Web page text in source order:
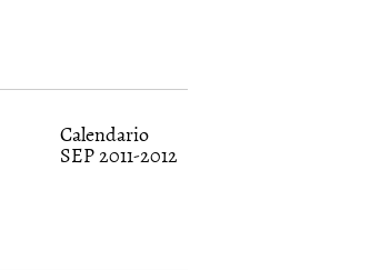
Calendario
SEP 2011-2012